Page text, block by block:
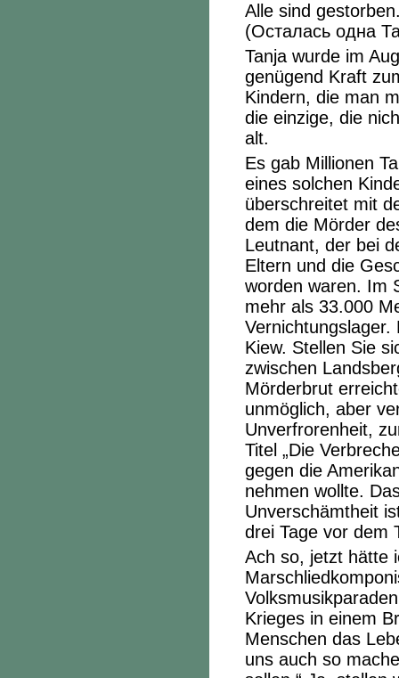
Alle sind
(Осталась одна
Tanja wurde im
genügend Kraft
Kindern, die man
die einzige, die
alt.
Es gab Millionen
eines solchen
überschreitet mit
dem die Mörder
Leutnant, der bei
Eltern und die
worden waren. Im
mehr als 33.000
Kiew. Stellen Sie
zwischen
Mörderbrut
unmöglich, aber
Unverfrorenheit,
Titel „Die
gegen die
nehmen wollte.
Unverschämtheit
drei Tage vor dem
Ach so, jetzt hätte
Krieges in einem
Menschen das
uns auch so